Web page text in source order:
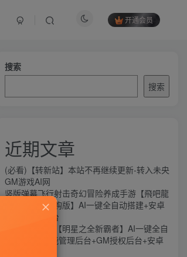
开通会员
搜索
搜索
近期文章
(必看)【转新站】本站不再继续更新-转入未央
GM游戏AI网
竖版弹幕飞行射击奇幻冒险养成手游【飛吧龍
騎士代金券内购版】AI一键全自动搭建+安卓
+CDK授权后台
横版闯关手游【明星之全新霸者】AI一键全自
动搭建+全功能管理后台+GM授权后台+安卓